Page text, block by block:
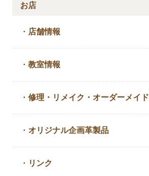
お店
・ 店舗情報
・教室情報
・修理・リメイク・ オーダーメイド
・ オリジナル企画革製品
・ リンク